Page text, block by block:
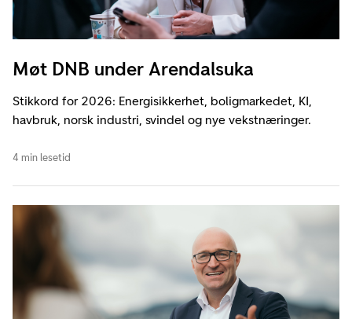
Møt DNB under Arendalsuka
Stikkord for 2026: Energisikkerhet, boligmarkedet, KI,
havbruk, norsk industri, svindel og nye vekstnæringer.
4 min lesetid